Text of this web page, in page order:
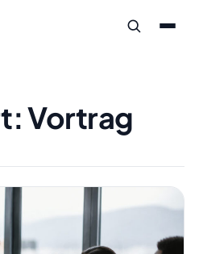
Vortrag